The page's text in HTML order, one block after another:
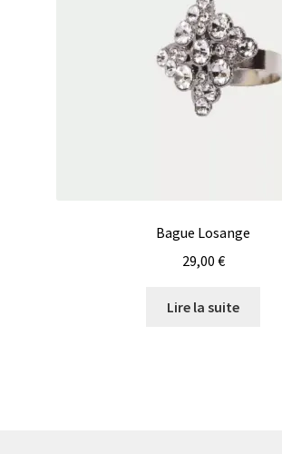
Bague Losange
29,00 €
Lire la suite